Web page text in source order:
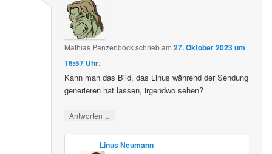
Mathias Panzenböckschriebam27. Oktober 2023 um
16:57 Uhr:
Kann man das Bild, das Linus während der Sendung
generieren hat lassen, irgendwo sehen?
Antworten ↓
Linus Neumann